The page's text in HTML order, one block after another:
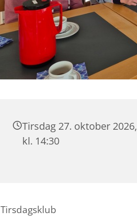
Tirsdag 27. oktober 2026,
kl. 14:30
Tirsdagsklub